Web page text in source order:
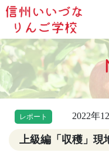
レポート 2022年
上級編「収穫」現